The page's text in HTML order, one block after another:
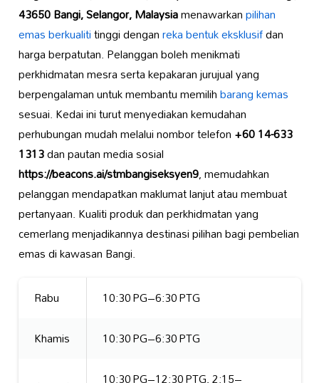
43650 Bangi, Selangor, Malaysiamenawarkanpilihan
emas berkualititinggi denganreka bentuk eksklusifdan
harga berpatutan. Pelanggan boleh menikmati
perkhidmatan mesra serta kepakaran jurujual yang
berpengalaman untuk membantu memilihbarang kemas
sesuai. Kedai ini turut menyediakan kemudahan
perhubungan mudah melalui nombor telefon+60 14-633
1313dan pautan media sosial
https://beacons.ai/stmbangiseksyen9, memudahkan
pelanggan mendapatkan maklumat lanjut atau membuat
pertanyaan. Kualiti produk dan perkhidmatan yang
cemerlang menjadikannya destinasi pilihan bagi pembelian
emas di kawasan Bangi.
Rabu
10:30 PG–6:30 PTG
Khamis
10:30 PG–6:30 PTG